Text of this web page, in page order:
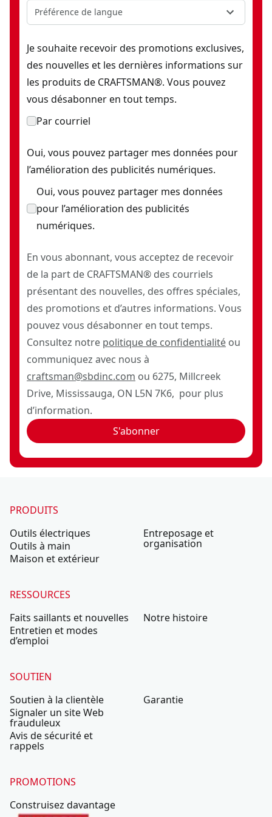
Préférence de langue
Je souhaite recevoir des promotions exclusives,
des nouvelles et les dernières informations sur
les produits de CRAFTSMAN®. Vous pouvez
vous désabonner en tout temps.
Par courriel
Oui, vous pouvez partager mes données pour
l’amélioration des publicités numériques.
Oui, vous pouvez partager mes données
pour l’amélioration des publicités
numériques.
En vous abonnant, vous acceptez de recevoir
de la part de CRAFTSMAN® des courriels
présentant des nouvelles, des offres spéciales,
des promotions et d’autres informations. Vous
pouvez vous désabonner en tout temps.
Consultez notre politique de confidentialité ou
communiquez avec nous à
craftsman@sbdinc.com ou 6275, Millcreek
Drive, Mississauga, ON L5N 7K6, pour plus
d’information.
S'abonner
PRODUITS
Outils électriques
Outils à main
Maison et extérieur
Entreposage et
organisation
RESSOURCES
Faits saillants et nouvelles
Entretien et modes
d’emploi
Notre histoire
SOUTIEN
Soutien à la clientèle
Signaler un site Web
frauduleux
Avis de sécurité et
rappels
Garantie
PROMOTIONS
Construisez davantage